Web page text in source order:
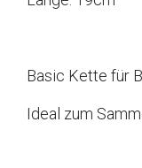
Basic Kette für
Ideal zum